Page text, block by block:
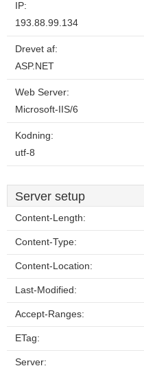
IP:
193.88.99.134
Drevet af:
ASP.NET
Web Server:
Microsoft-IIS/6
Kodning:
utf-8
Server setup
Content-Length:
Content-Type:
Content-Location:
Last-Modified:
Accept-Ranges:
ETag:
Server: